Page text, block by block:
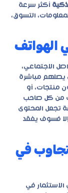
أكثر سرعة
التسوق،
الهواتف
الاجتماعي،
يصلهم مباشرة
منتجات، أو
من كل صاحب
تجعل المحتوى
فسوف يفقد
في
في